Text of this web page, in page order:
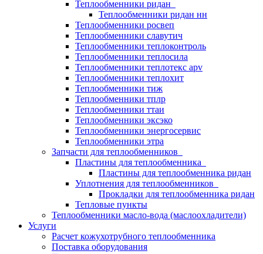
Теплообменники ридан
Теплообменники ридан нн
Теплообменники росвеп
Теплообменники славутич
Теплообменники теплоконтроль
Теплообменники теплосила
Теплообменники теплотекс apv
Теплообменники теплохит
Теплообменники тиж
Теплообменники тплр
Теплообменники ттаи
Теплообменники эксэко
Теплообменники энергосервис
Теплообменники этра
Запчасти для теплообменников
Пластины для теплообменника
Пластины для теплообменника ридан
Уплотнения для теплообменников
Прокладки для теплообменника ридан
Тепловые пункты
Теплообменники масло-вода (маслоохладители)
Услуги
Расчет кожухотрубного теплообменника
Поставка оборудования